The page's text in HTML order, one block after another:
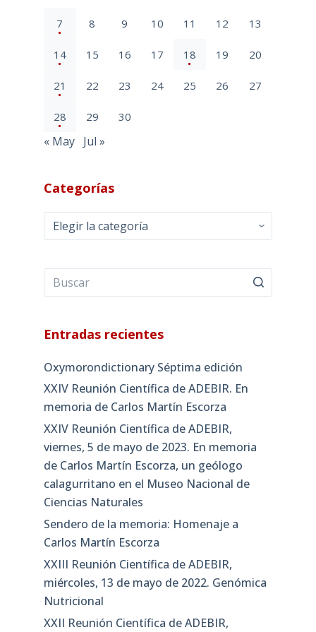
7 8 9 10 11 12 13
14 15 16 17 18 19 20
21 22 23 24 25 26 27
28 29 30
« May Jul »
Categorías
Categorías
Entradas recientes
Oxymorondictionary Séptima edición
XXIV Reunión Científica de ADEBIR. En
memoria de Carlos Martín Escorza
XXIV Reunión Científica de ADEBIR,
viernes, 5 de mayo de 2023. En memoria
de Carlos Martín Escorza, un geólogo
calagurritano en el Museo Nacional de
Ciencias Naturales
Sendero de la memoria: Homenaje a
Carlos Martín Escorza
XXIII Reunión Científica de ADEBIR,
miércoles, 13 de mayo de 2022. Genómica
Nutricional
XXII Reunión Científica de ADEBIR,